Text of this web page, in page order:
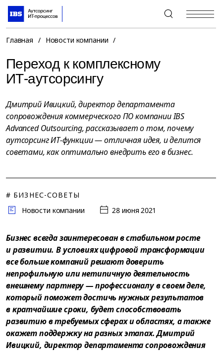
+7 (495) 967-80-80
Главная / Новости компании /
Переход к комплексному
ИТ-аутсорсингу
Дмитрий Ивицкий, директор департамента
сопровождения коммерческого ПО компании IBS
Advanced Outsourcing, рассказывает о том, почему
аутсорсинг ИТ-функции — отличная идея, и делится
советами, как оптимально внедрить его в бизнес.
# БИЗНЕС-СОВЕТЫ
Новости компании
28 июня 2021
Бизнес всегда заинтересован в стабильном росте
и развитии. В условиях цифровой трансформации
все больше компаний решают доверить
непрофильную или нетипичную деятельность
внешнему партнеру — профессионалу в своем деле,
который поможет достичь нужных результатов
в кратчайшие сроки, будет способствовать
развитию в требуемых сферах и областях, а также
окажет поддержку на разных этапах. Дмитрий
Ивицкий, директор департамента сопровождения